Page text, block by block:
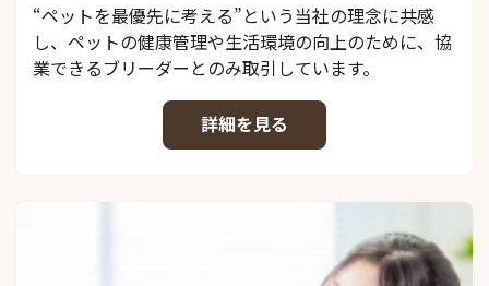
“ペットを最優先に考える”という当社の理念に共感
し、ペットの健康管理や生活環境の向上のために、協
業できるブリーダーとのみ取引しています。
詳細を見る